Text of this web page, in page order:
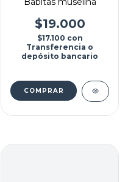
$19.000
$17.100 con
Transferencia o
depósito bancario
COMPRAR